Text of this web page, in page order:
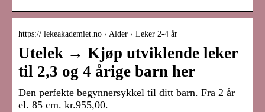
https:// lekeakademiet.no › Alder › Leker 2-4 år
Utelek → Kjøp utviklende leker
til 2,3 og 4 årige barn her
Den perfekte begynnersykkel til ditt barn. Fra 2 år
el. 85 cm. kr.955,00.